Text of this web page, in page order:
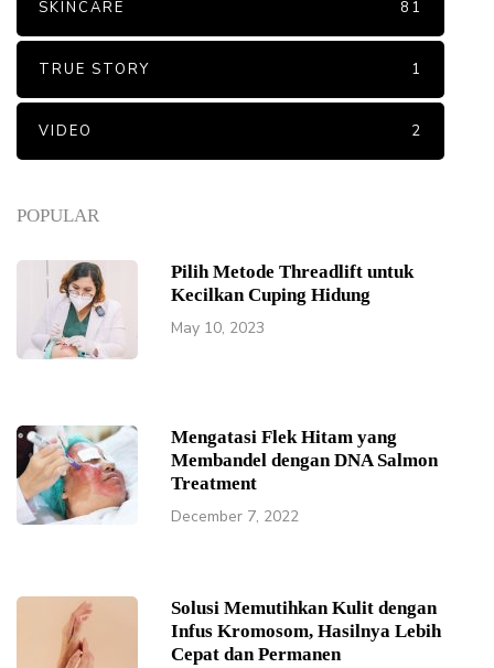
POPULAR
Pilih Metode Threadlift untuk
Kecilkan Cuping Hidung
May 10, 2023
Mengatasi Flek Hitam yang
Membandel dengan DNA Salmon
Treatment
December 7, 2022
Solusi Memutihkan Kulit dengan
Infus Kromosom, Hasilnya Lebih
Cepat dan Permanen
SKINCARE 81
TRUE STORY 1
VIDEO 2